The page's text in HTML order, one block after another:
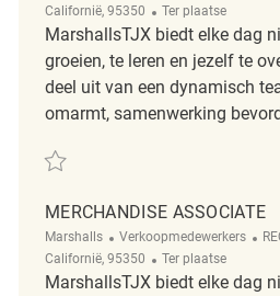
Californië, 95350
Afgelegen
Ter plaatse
MarshallsTJX biedt elke dag
groeien, te leren en jezelf te
deel uit van een dynamisch
omarmt, samenwerking
Redden Merchandise Associate
MERCHANDISE ASSOCIATE
Marshalls Categorie
Verkoopmedewerkers
Californië, 95350
Afgelegen
Ter plaatse
MarshallsTJX biedt elke dag